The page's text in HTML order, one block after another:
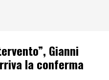
Gianni
la conferma